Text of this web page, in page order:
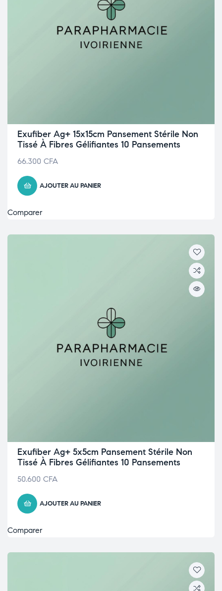
Exufiber Ag+ 15x15cm Pansement Stérile Non
Tissé À Fibres Gélifiantes 10 Pansements
66.300 CFA
AJOUTER AU PANIER
Comparer
Exufiber Ag+ 5x5cm Pansement Stérile Non
Tissé À Fibres Gélifiantes 10 Pansements
50.600 CFA
AJOUTER AU PANIER
Comparer